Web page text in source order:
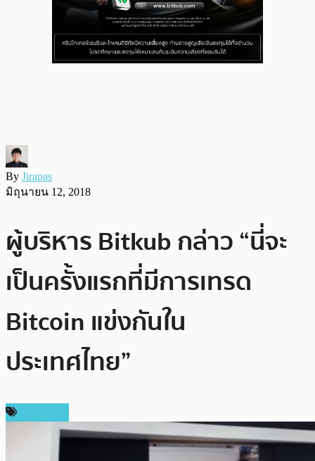
By Jirapas
มิถุนายน 12, 2018
ผู้บริหาร Bitkub กล่าว “นี่จะ
เป็นครั้งแรกที่มีการเทรด
Bitcoin แข่งกันใน
ประเทศไทย”